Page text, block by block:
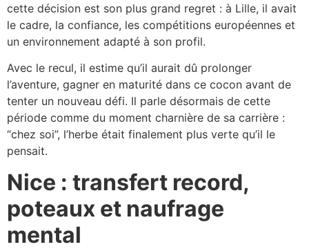
cette décision est son plus grand regret : à Lille, il avait
le cadre, la confiance, les compétitions européennes et
un environnement adapté à son profil.​
Avec le recul, il estime qu’il aurait dû prolonger
l’aventure, gagner en maturité dans ce cocon avant de
tenter un nouveau défi. Il parle désormais de cette
période comme du moment charnière de sa carrière :
“chez soi”, l’herbe était finalement plus verte qu’il le
pensait.​
Nice : transfert record,
poteaux et naufrage
mental